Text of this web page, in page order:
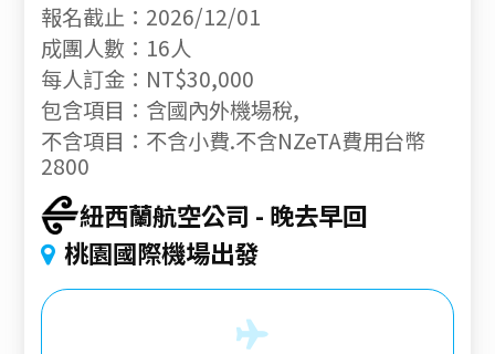
報名截止：2026/12/01
成團人數：16人
每人訂金：NT$30,000
包含項目：含國內外機場稅,
不含項目：不含小費.不含NZeTA費用台幣
2800
紐西蘭航空公司
晚去早回
桃園國際機場出發